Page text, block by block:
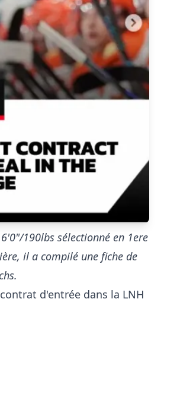
190lbs sélectionné en 1ere
il a compilé une fiche de
d'entrée dans la LNH